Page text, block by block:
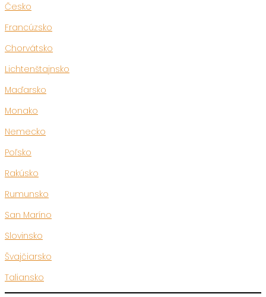
Česko
Francúzsko
Chorvátsko
Lichtenštajnsko
Maďarsko
Monako
Nemecko
Poľsko
Rakúsko
Rumunsko
San Maríno
Slovinsko
Švajčiarsko
Taliansko